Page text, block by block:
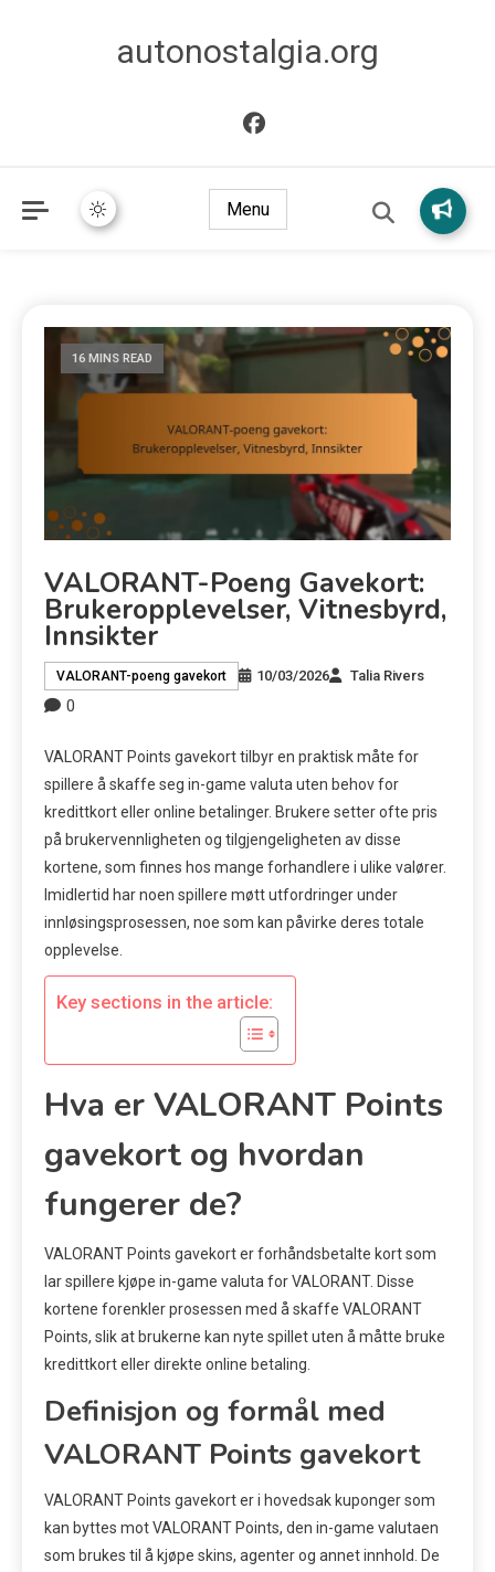
autonostalgia.org
Menu
16 MINS READ
VALORANT-Poeng Gavekort:
Brukeropplevelser, Vitnesbyrd,
Innsikter
VALORANT-poeng gavekort 10/03/2026 Talia Rivers
0
VALORANT Points gavekort tilbyr en praktisk måte for
spillere å skaffe seg in-game valuta uten behov for
kredittkort eller online betalinger. Brukere setter ofte pris
på brukervennligheten og tilgjengeligheten av disse
kortene, som finnes hos mange forhandlere i ulike valører.
Imidlertid har noen spillere møtt utfordringer under
innløsingsprosessen, noe som kan påvirke deres totale
opplevelse.
Key sections in the article:
Hva er VALORANT Points
gavekort og hvordan
fungerer de?
VALORANT Points gavekort er forhåndsbetalte kort som
lar spillere kjøpe in-game valuta for VALORANT. Disse
kortene forenkler prosessen med å skaffe VALORANT
Points, slik at brukerne kan nyte spillet uten å måtte bruke
kredittkort eller direkte online betaling.
Definisjon og formål med
VALORANT Points gavekort
VALORANT Points gavekort er i hovedsak kuponger som
kan byttes mot VALORANT Points, den in-game valutaen
som brukes til å kjøpe skins, agenter og annet innhold. De